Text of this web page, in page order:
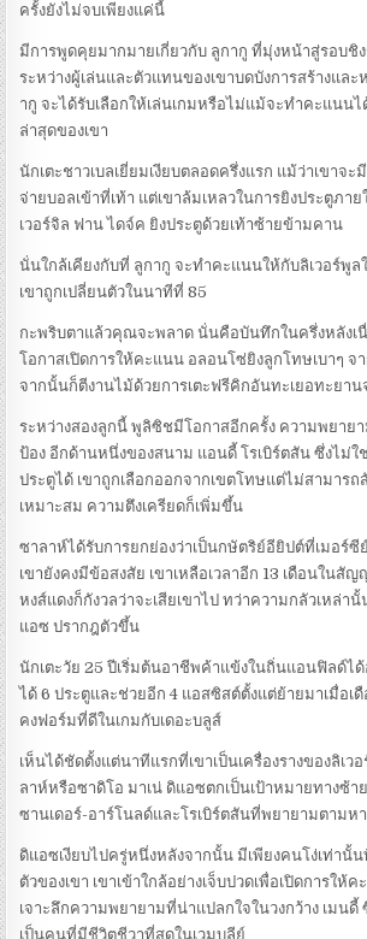
ครั้งยังไม่จบเพียงแค่นี้
มีการพูดคุยมากมายเกี่ยวกับ ลูกากู ที่มุ่งหน้าสู่รอบชิ
ระหว่างผู้เล่นและตัวแทนของเขาบดบังการสร้างแล
ากู จะได้รับเลือกให้เล่นเกมหรือไม่แม้จะทำคะแนนไ
ล่าสุดของเขา
นักเตะชาวเบลเยี่ยมเงียบตลอดครึ่งแรก แม้ว่าเขาจ
จ่ายบอลเข้าที่เท้า แต่เขาล้มเหลวในการยิงประตูภา
เวอร์จิล ฟาน ไดจ์ค ยิงประตูด้วยเท้าซ้ายข้ามคาน
นั่นใกล้เคียงกับที่ ลูกากู จะทำคะแนนให้กับลิเวอร์พู
เขาถูกเปลี่ยนตัวในนาทีที่ 85
กะพริบตาแล้วคุณจะพลาด นั่นคือบันทึกในครึ่งหลังเ
โอกาสเปิดการให้คะแนน อลอนโซ่ยิงลูกโทษเบาๆ จ
จากนั้นก็ตีงานไม้ด้วยการเตะฟรีคิกอันทะเยอทะยาน
ระหว่างสองลูกนี้ พูลิซิชมีโอกาสอีกครั้ง ความพยาย
ป้อง อีกด้านหนึ่งของสนาม แอนดี้ โรเบิร์ตสัน ซึ่งไม่ใ
ประตูได้ เขาถูกเลือกออกจากเขตโทษแต่ไม่สามาร
เหมาะสม ความตึงเครียดก็เพิ่มขึ้น
ซาลาห์ได้รับการยกย่องว่าเป็นกษัตริย์อียิปต์ที่เมอร์
เขายังคงมีข้อสงสัย เขาเหลือเวลาอีก 13 เดือนในสั
หงส์แดงก็กังวลว่าจะเสียเขาไป ทว่าความกลัวเหล่า
แอซ ปรากฎตัวขึ้น
นักเตะวัย 25 ปีเริ่มต้นอาชีพค้าแข้งในถิ่นแอนฟิลด์ได้
ได้ 6 ประตูและช่วยอีก 4 แอสซิสต์ตั้งแต่ย้ายมาเมื่อเ
คงฟอร์มที่ดีในเกมกับเดอะบลูส์
เห็นได้ชัดตั้งแต่นาทีแรกที่เขาเป็นเครื่องรางของลิเว
ลาห์หรือซาดิโอ มาเน่ ดิแอซตกเป็นเป้าหมายทางซ้า
ซานเดอร์-อาร์โนลด์และโรเบิร์ตสันที่พยายามตามหา
ดิแอซเงียบไปครู่หนึ่งหลังจากนั้น มีเพียงคนโง่เท่านั้
ตัวของเขา เขาเข้าใกล้อย่างเจ็บปวดเพื่อเปิดการให้
เจาะลึกความพยายามที่น่าแปลกใจในวงกว้าง เมนดี้
เป็นคนที่มีชีวิตชีวาที่สุดในเวมบลีย์